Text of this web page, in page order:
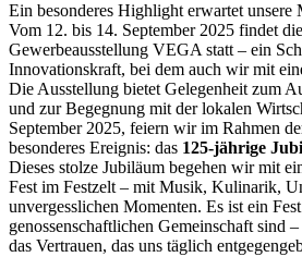
Ein besonderes Highlight erwartet unsere
Vom 12. bis 14. September 2025 findet
Gewerbeausstellung VEGA statt – ein
Innovationskraft, bei dem auch wir mit
Die Ausstellung bietet Gelegenheit zum
und zur Begegnung mit der lokalen
September 2025, feiern wir im Rahmen
besonderes Ereignis: das 125-jährige
Dieses stolze Jubiläum begehen wir mit
Fest im Festzelt – mit Musik, Kulinarik,
unvergesslichen Momenten. Es ist ein
genossenschaftlichen Gemeinschaft sind
das Vertrauen, das uns täglich